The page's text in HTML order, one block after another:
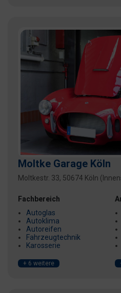
Moltke Garage Köln
Moltkestr. 33, 50674 Köln
Fachbereich
Autoglas
Autoklima
Autoreifen
Fahrzeugtechnik
Karosserie
+ 6 weitere